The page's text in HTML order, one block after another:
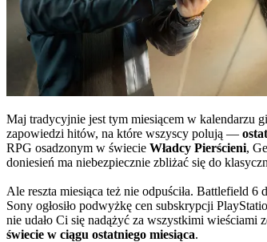
Maj tradycyjnie jest tym miesiącem w kalendarzu
zapowiedzi hitów, na które wszyscy polują —
RPG osadzonym w świecie Władcy Pierścieni,
doniesień ma niebezpiecznie zbliżać się do
Ale reszta miesiąca też nie odpuściła. Battlefield
Sony ogłosiło podwyżkę cen subskrypcji
nie udało Ci się nadążyć za wszystkimi
świecie w ciągu ostatniego miesiąca.